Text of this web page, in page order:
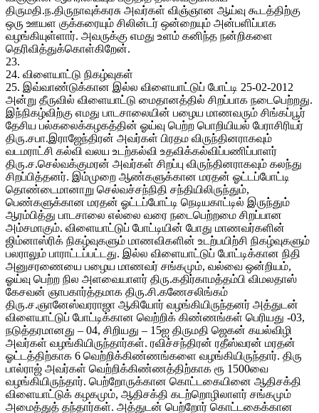
திருமதி.ந.திருநாவுக்கரசு அவர்கள் விஞ்ஞான ஆய்வு கூடத்திற்கு
ஒரு ஊயள குக்கரையும் சிலின்டர் ஒன்றையும் அன்பளிப்பாக
வழங்கியுள்ளார். அவருக்கு எமது உளம் கனிந்த நன்றிகளை
தெரிவித்துக்கொள்கிறேன்.
23.
24. விளையாட்டு நிகழ்வுகள்
25. இவ்வாண்டுக்கான இல்ல விளையாட்டுப் போட்டி 25-02-2012
அன்று தீருவில் விளையாட்டு மைதானத்தில் சிறப்பாக நடைபெற்றது.
இந்நிகழ்விற்கு எமது பாடசாலையின் பழைய மாணவரும் சிங்கப்பூர்
தேசிய பல்கலைக்கழகத்தின் ஓய்வு பெற்ற பொறியியல் பேராசிரியர்
திரு.சபா.இராஜேந்திரன் அவர்கள் பிரதம விருந்தினராகவும்
வடமராட்சி கல்வி வலய உடற்கல்வி உதவிக்கல்விப்பணிப்பாளர்
திரு.ச.செல்வக்குமரன் அவர்கள் சிறப்பு விருந்தினராகவும் கலந்து
சிறப்பித்தனர். இம்முறை ஆண்களுக்கான மரதன் ஓட்டப்போட்டி
தொண்டைமானாறு செல்வச்சந்நிதி சந்தியிலிருந்தும்,
பெண்களுக்கான மரதன் ஓட்டப்போட்டி நெடியகாட்டில் இருந்தும்
ஆரம்பித்து பாடசாலை எல்லை வரை நடைபெற்றமை சிறப்பான
அம்சமாகும். விளையாட்டுப் போட்டியின் போது மாணவர்களின்
ஜிம்னாஸ்ரிக் நிகழ்வுகளும் மாணவிகளின் உடற்பயிற்சி நிகழ்வுகளும்
பலராலும் பாராட்டப்பட்டது. இல்ல விளையாட்டுப் போட்டிக்கான நிதி
அனுசரணையை பழைய மாணவர் சங்கமும், வல்வை ஒன்றியம்,
ஓய்வு பெற்ற நில அளவையாளர் திரு.கதிர்காமத்தம்பி விமலதாஸ்
கேசவன் ஞாபகார்த்தமாக திரு.சி.கணேசலிங்கம்
திரு.ச.ஞானேஸ்வரராஜா ஆகியோர் வழங்கியிருந்தனர் அத்துடன்
விளையாட்டுப் போட்டிக்கான வெற்றிக் கிண்ணங்கள் பெரியது -03,
நடுத்தரமானது – 04, சிறியது – 15ஐ திருமதி ஜெகன் கயல்விழி
அவர்கள் வழங்கியிருந்தார்கள். ரவிச்சந்திரன் ரதீஸ்வரன் மரதன்
ஓட்டத்திற்காக 6 வெற்றிக்கிண்ணங்களை வழங்கியிருந்தார். திரு
பால்ராஜ் அவர்கள் வெற்றிக்கிண்ணத்திற்காக ரூ 1500வை
வழங்கியிருந்தார். பெற்றோருக்கான கொட்டகையினை ஆதிசக்தி
விளையாட்டுக் கழகமும், ஆதிசக்தி கடற்றொழிலாளர் சங்கமும்
அமைத்துத் தந்தார்கள். அத்துடன் பெற்றோர் கொட்டகைக்கான